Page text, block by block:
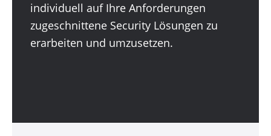
individuell auf Ihre Anforderungen
zugeschnittene Security Lösungen zu
erarbeiten und umzusetzen.